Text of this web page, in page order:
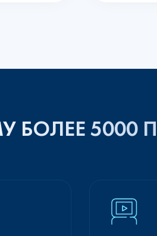
БОЛЕЕ 5000